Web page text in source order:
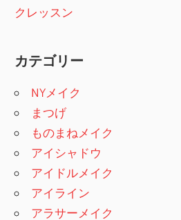
クレッスン
カテゴリー
NYメイク
まつげ
ものまねメイク
アイシャドウ
アイドルメイク
アイライン
アラサーメイク